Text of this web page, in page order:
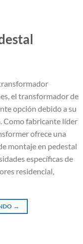
el transformador de
opción debido a su
Como fabricante líder
ofrece una
montaje en pedestal
específicas de
residencial,
→